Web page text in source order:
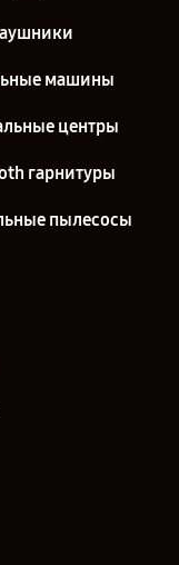
машины
центры
гарнитуры
пылесосы